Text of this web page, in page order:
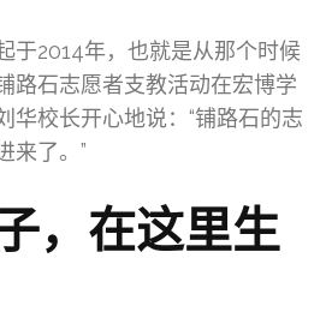
于2014年，也就是从那个时候
路石志愿者支教活动在宏博学
华校长开心地说：“铺路石的志
来了。”
，在这里生